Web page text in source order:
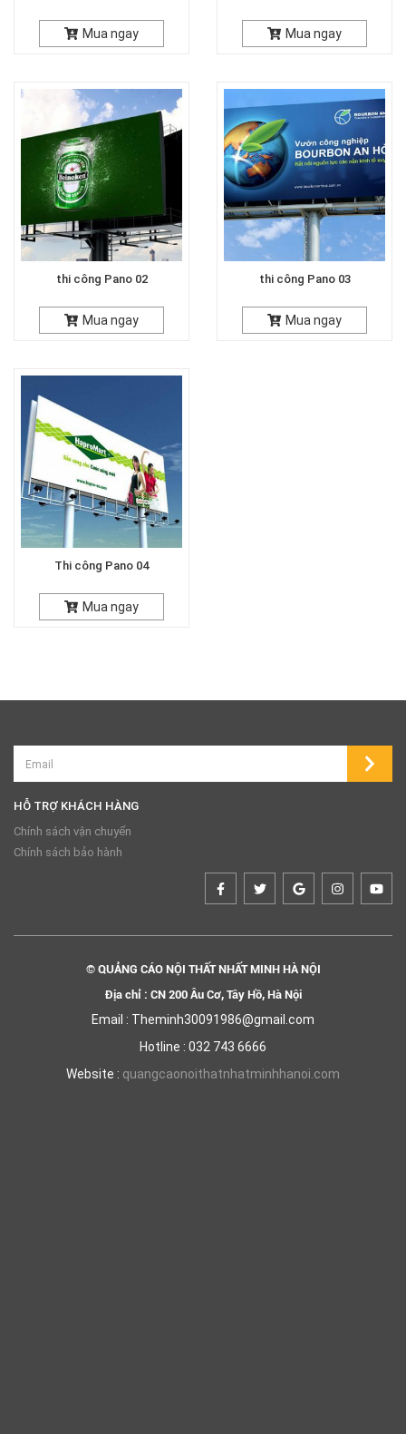
Mua ngay Mua ngay
thi công Pano 02
Mua ngay
thi công Pano 03
Mua ngay
Thi công Pano 04
Mua ngay
HỖ TRỢ KHÁCH HÀNG
Chính sách vận chuyển
Chính sách bảo hành
© QUẢNG CÁO NỘI THẤT NHẤT MINH HÀ NỘI
Địa chỉ : CN 200 Âu Cơ, Tây Hồ, Hà Nội
Email : Theminh30091986@gmail.com
Hotline : 032 743 6666
Website : quangcaonoithatnhatminhhanoi.com